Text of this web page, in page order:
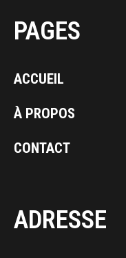
PAGES
ACCUEIL
À PROPOS
CONTACT
ADRESSE